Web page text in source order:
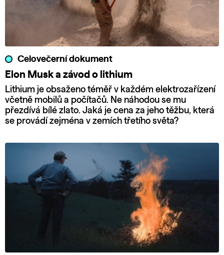
Celovečerní dokument
Elon Musk a závod o lithium
Lithium je obsaženo téměř v každém elektrozařízení
včetně mobilů a počítačů. Ne náhodou se mu
přezdívá bílé zlato. Jaká je cena za jeho těžbu, která
se provádí zejména v zemích třetího světa?